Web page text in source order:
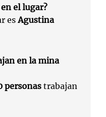
el lugar?
esAgustina
en la mina
personas trabajan